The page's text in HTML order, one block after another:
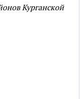
Курганской